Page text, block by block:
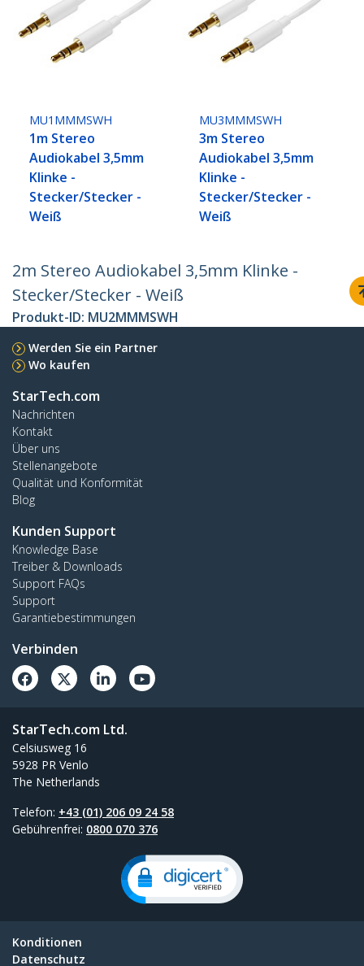
MU1MMMSWH
1m Stereo
Audiokabel 3,5mm
Klinke -
Stecker/Stecker -
Weiß
MU3MMMSWH
3m Stereo
Audiokabel 3,5mm
Klinke -
Stecker/Stecker -
Weiß
2m Stereo Audiokabel 3,5mm Klinke -
Stecker/Stecker - Weiß
Produkt-ID: MU2MMMSWH
Werden Sie ein Partner
Wo kaufen
StarTech.com
Nachrichten
Kontakt
Über uns
Stellenangebote
Qualität und Konformität
Blog
Kunden Support
Knowledge Base
Treiber & Downloads
Support FAQs
Support
Garantiebestimmungen
Verbinden
StarTech.com Ltd.
Celsiusweg 16
5928 PR Venlo
The Netherlands
Telefon: +43 (01) 206 09 24 58
Gebührenfrei: 0800 070 376
Konditionen
Datenschutz